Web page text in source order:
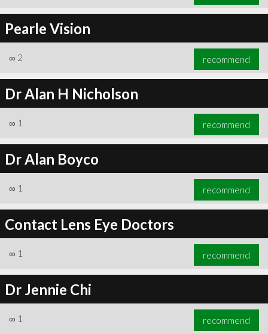
Pearle Vision
∞ 2 recommend
Dr Alan H Nicholson
∞ 1 recommend
Dr Alan Boyco
∞ 1 recommend
Contact Lens Eye Doctors
∞ 1 recommend
Dr Jennie Chi
∞ 1 recommend